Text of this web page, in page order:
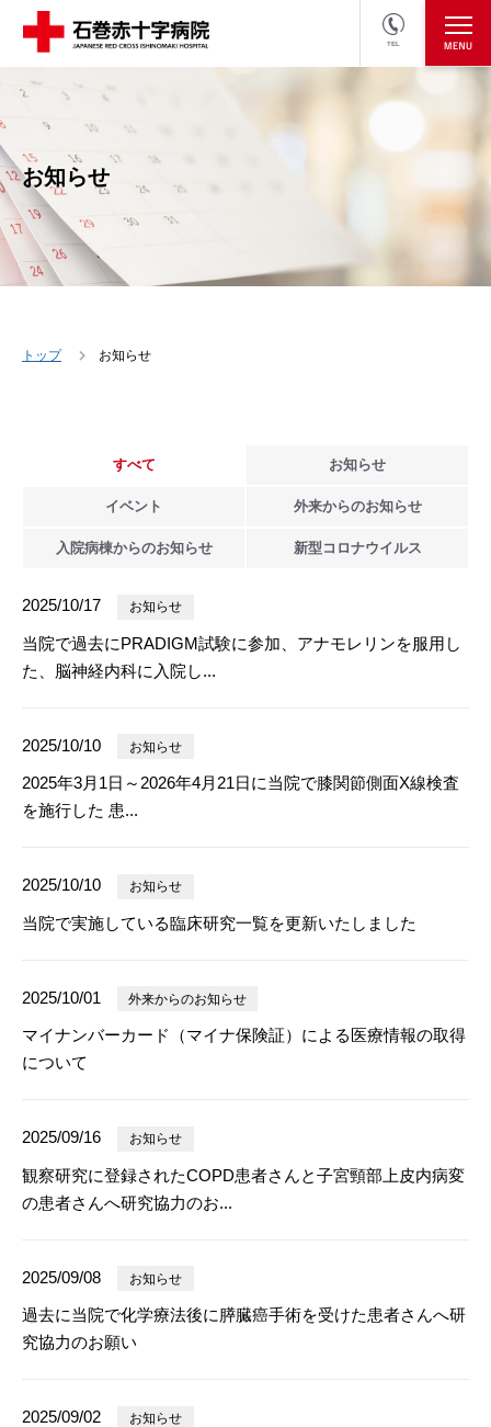
TEL
医療関係者の方
お知らせ
トップ お知らせ
すべて お知らせ
イベント 外来からのお知らせ
入院病棟からのお知らせ 新型 コロナウイルス
2025/10/17 お知らせ
当院で過去にPRADIGM試験に参加、アナモレリンを服用し
た、脳神経内科に入院し...
2025/10/10 お知らせ
2025年3月1日～2026年4月21日に当院で膝関節側面X線検査
を施行した 患...
2025/10/10 お知らせ
当院で実施している臨床研究一覧を更新いたしました
2025/10/01 外来からのお知らせ
マイナンバーカード（マイナ保険証）による医療情報の取得
について
2025/09/16 お知らせ
観察研究に登録されたCOPD患者さんと子宮頸部上皮内病変
の患者さんへ研究協力のお...
2025/09/08 お知らせ
過去に当院で化学療法後に膵臓癌手術を受けた患者さんへ研
究協力のお願い
2025/09/02 お知らせ